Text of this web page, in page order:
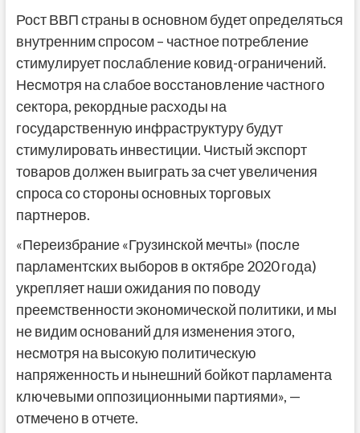
Рост ВВП страны в основном будет определяться
внутренним спросом – частное потребление
стимулирует послабление ковид-ограничений.
Несмотря на слабое восстановление частного
сектора, рекордные расходы на
государственную инфраструктуру будут
стимулировать инвестиции. Чистый экспорт
товаров должен выиграть за счет увеличения
спроса со стороны основных торговых
партнеров.
«Переизбрание «Грузинской мечты» (после
парламентских выборов в октябре 2020 года)
укрепляет наши ожидания по поводу
преемственности экономической политики, и мы
не видим оснований для изменения этого,
несмотря на высокую политическую
напряженность и нынешний бойкот парламента
ключевыми оппозиционными партиями», —
отмечено в отчете.